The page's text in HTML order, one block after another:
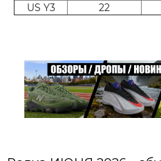
US Y3
22